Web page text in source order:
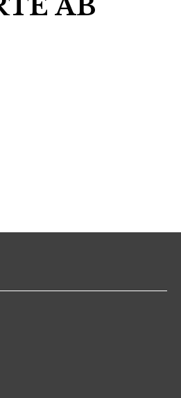
AB